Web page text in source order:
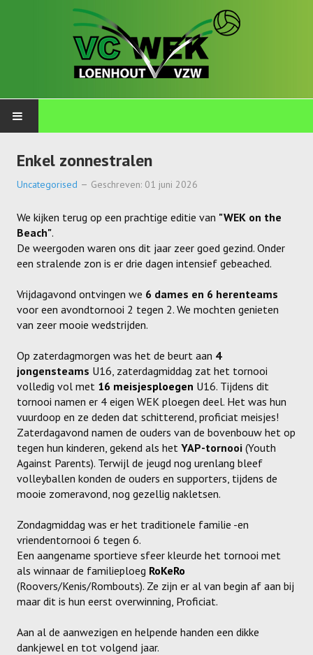
Talents
Jongens U11-A
Jongens U11-B
Jongens U11-C
Meisjes U11-D
Meisjes U11 E
Meisjes U13-A
Meisjes U13-B
Meisjes U13-C
Jongens U15
Meisjes U15-A
Meisjes U15-B
Jongens U17
Meisjes U17-A
Dames
Enkel zonnestralen
Uncategorised Geschreven: 01 juni 2026
We kijken terug op een prachtige editie van "WEK on the
Beach".
De weergoden waren ons dit jaar zeer goed gezind. Onder
een stralende zon is er drie dagen intensief gebeached.
Vrijdagavond ontvingen we 6 dames en 6 herenteams
voor een avondtornooi 2 tegen 2. We mochten genieten
van zeer mooie wedstrijden.
Op zaterdagmorgen was het de beurt aan 4
jongensteams U16, zaterdagmiddag zat het tornooi
volledig vol met 16 meisjesploegen U16. Tijdens dit
tornooi namen er 4 eigen WEK ploegen deel. Het was hun
vuurdoop en ze deden dat schitterend, proficiat meisjes!
Zaterdagavond namen de ouders van de bovenbouw het op
tegen hun kinderen, gekend als het YAP-tornooi (Youth
Against Parents). Terwijl de jeugd nog urenlang bleef
volleyballen konden de ouders en supporters, tijdens de
mooie zomeravond, nog gezellig nakletsen.
Zondagmiddag was er het traditionele familie -en
vriendentornooi 6 tegen 6.
Een aangename sportieve sfeer kleurde het tornooi met
als winnaar de familieploeg RoKeRo
(Roovers/Kenis/Rombouts). Ze zijn er al van begin af aan bij
maar dit is hun eerst overwinning, Proficiat.
Aan al de aanwezigen en helpende handen een dikke
dankjewel en tot volgend jaar.